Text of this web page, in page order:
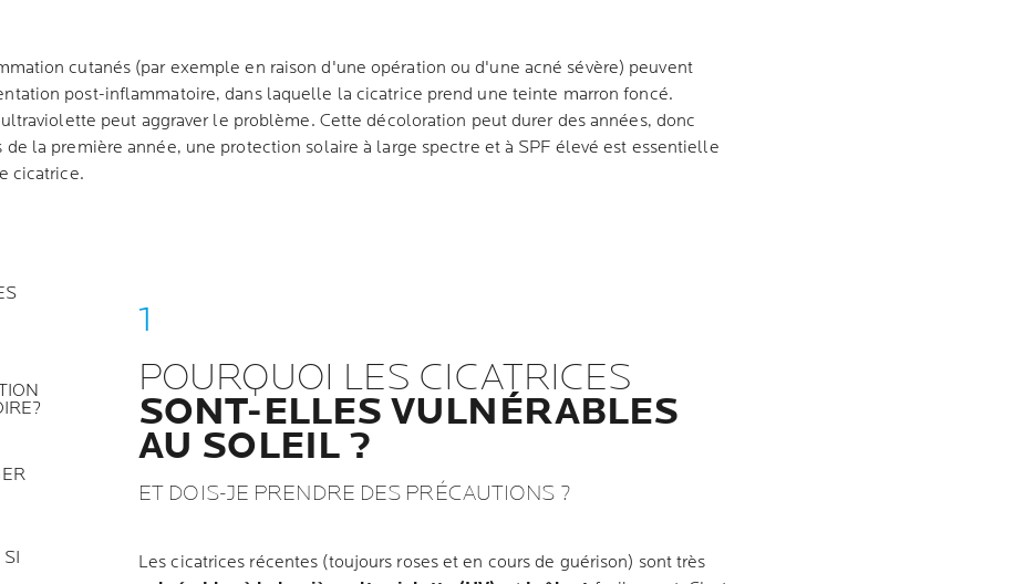
cutanés (par exemple en raison d'une opération ou d'une acné sévère) peuvent
post-inflammatoire, dans laquelle la cicatrice prend une teinte marron foncé.
peut aggraver le problème. Cette décoloration peut durer des années, donc
la première année, une protection solaire à large spectre et à SPF élevé est essentielle
cicatrice.
POURQUOI LES CICATRICES
SONT-ELLES VULNÉRABLES
AU SOLEIL ?
ET DOIS-JE PRENDRE DES PRÉCAUTIONS ?
Les cicatrices récentes (toujours roses et en cours de guérison) sont très